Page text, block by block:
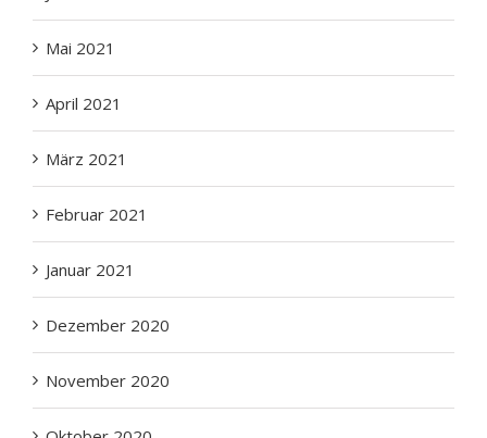
Mai 2021
April 2021
März 2021
Februar 2021
Januar 2021
Dezember 2020
November 2020
Oktober 2020